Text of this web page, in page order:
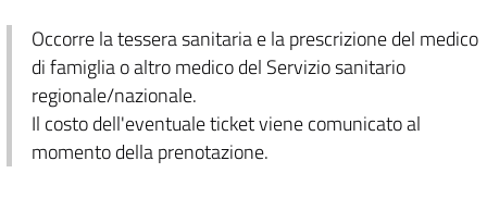
Occorre la tessera sanitaria e la prescrizione del medico
di famiglia o altro medico del Servizio sanitario
regionale/nazionale.
Il costo dell'eventuale ticket viene comunicato al
momento della prenotazione.